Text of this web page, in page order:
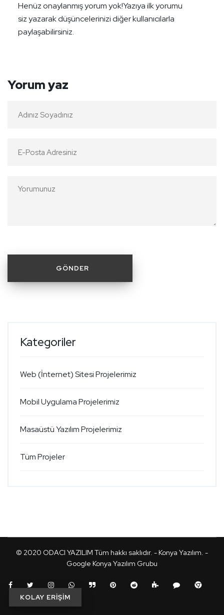
Henüz onaylanmış yorum yok!Yazıya ilk yorumu
siz yazarak düşüncelerinizi diğer kullanıcılarla
paylaşabilirsiniz.
Yorum yaz
Kategoriler
Web (İnternet) Sitesi Projelerimiz
Mobil Uygulama Projelerimiz
Masaüstü Yazılım Projelerimiz
Tüm Projeler
© 2020 ODACI YAZILIM Tüm hakkı saklıdır. - Konya Yazılım. -
Google Konya Yazılım Grubu
KOLAY ERİŞİM